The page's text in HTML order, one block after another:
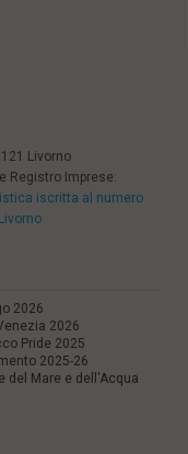
Livorno
Registro Imprese:
iscritta al numero
2026
2026
Pride 2025
2025-26
del Mare e dell'Acqua